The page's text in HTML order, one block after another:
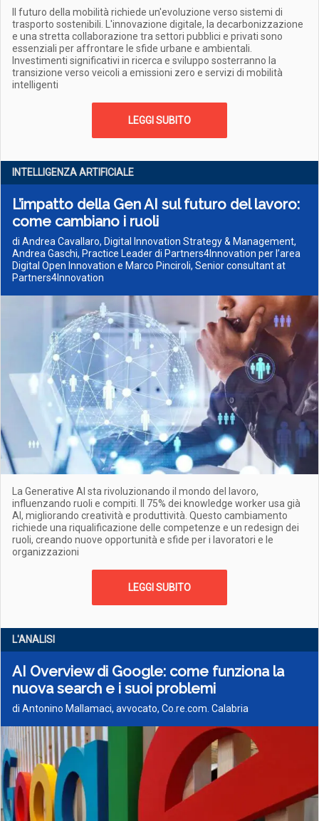
Il futuro della mobilità richiede un'evoluzione verso sistemi di
trasporto sostenibili. L'innovazione digitale, la decarbonizzazione
e una stretta collaborazione tra settori pubblici e privati sono
essenziali per affrontare le sfide urbane e ambientali.
Investimenti significativi in ricerca e sviluppo sosterranno la
transizione verso veicoli a emissioni zero e servizi di mobilità
intelligenti
LEGGI SUBITO
INTELLIGENZA ARTIFICIALE
L’impatto della Gen AI sul futuro del lavoro:
come cambiano i ruoli
di Andrea Cavallaro, Digital Innovation Strategy & Management,
Andrea Gaschi, Practice Leader di Partners4Innovation per l’area
Digital Open Innovation e Marco Pinciroli, Senior consultant at
Partners4Innovation
La Generative AI sta rivoluzionando il mondo del lavoro,
influenzando ruoli e compiti. Il 75% dei knowledge worker usa già
AI, migliorando creatività e produttività. Questo cambiamento
richiede una riqualificazione delle competenze e un redesign dei
ruoli, creando nuove opportunità e sfide per i lavoratori e le
organizzazioni
LEGGI SUBITO
L'ANALISI
AI Overview di Google: come funziona la
nuova search e i suoi problemi
di Antonino Mallamaci, avvocato, Co.re.com. Calabria